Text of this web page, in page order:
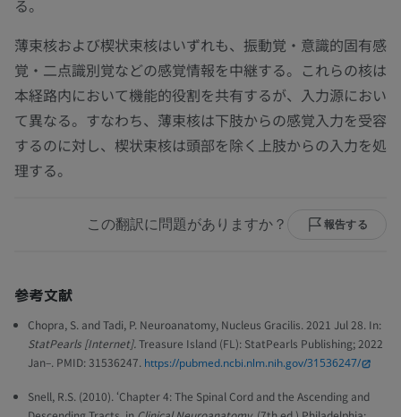
る。
薄束核および楔状束核はいずれも、振動覚・意識的固有感
覚・二点識別覚などの感覚情報を中継する。これらの核は
本経路内において機能的役割を共有するが、入力源におい
て異なる。すなわち、薄束核は下肢からの感覚入力を受容
するのに対し、楔状束核は頭部を除く上肢からの入力を処
理する。
この翻訳に問題がありますか？ 報告する
参考文献
Chopra, S. and Tadi, P. Neuroanatomy, Nucleus Gracilis. 2021 Jul 28. In:
StatPearls [Internet]. Treasure Island (FL): StatPearls Publishing; 2022
Jan–. PMID: 31536247. https://pubmed.ncbi.nlm.nih.gov/31536247/
Snell, R.S. (2010). ‘Chapter 4: The Spinal Cord and the Ascending and